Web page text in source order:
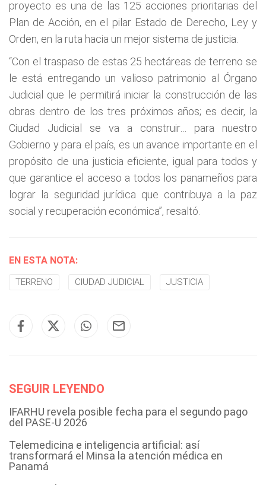
proyecto es una de las 125 acciones prioritarias del
Plan de Acción, en el pilar Estado de Derecho, Ley y
Orden, en la ruta hacia un mejor sistema de justicia.
“Con el traspaso de estas 25 hectáreas de terreno se
le está entregando un valioso patrimonio al Órgano
Judicial que le permitirá iniciar la construcción de las
obras dentro de los tres próximos años; es decir, la
Ciudad Judicial se va a construir… para nuestro
Gobierno y para el país, es un avance importante en el
propósito de una justicia eficiente, igual para todos y
que garantice el acceso a todos los panameños para
lograr la seguridad jurídica que contribuya a la paz
social y recuperación económica”, resaltó.
EN ESTA NOTA:
TERRENO CIUDAD JUDICIAL JUSTICIA
SEGUIR LEYENDO
IFARHU revela posible fecha para el segundo pago
del PASE-U 2026
Telemedicina e inteligencia artificial: así
transformará el Minsa la atención médica en
Panamá